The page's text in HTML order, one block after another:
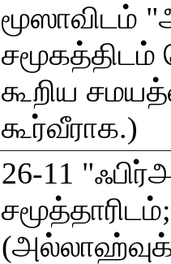
மூஸாவிடம்
கூறிய
கூர்வீராக.)
26-11